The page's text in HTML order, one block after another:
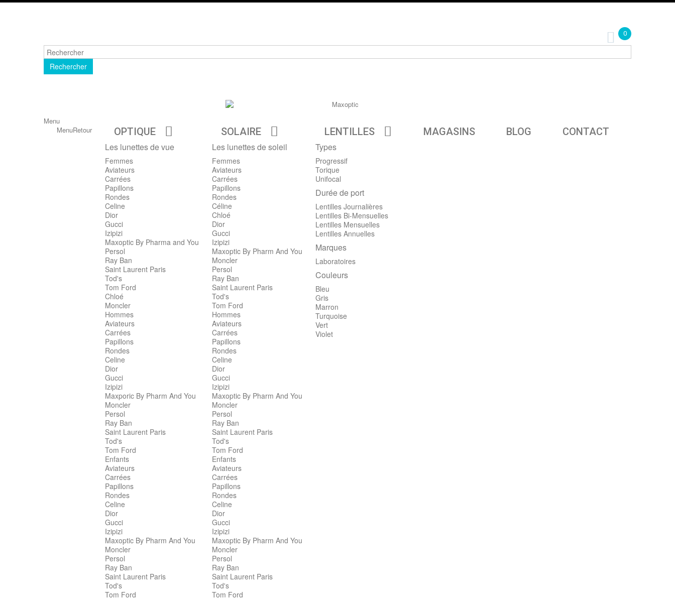
0
Rechercher
Menu
MenuRetour OPTIQUE
Les lunettes de vue
Femmes
Aviateurs
Carrées
Papillons
Rondes
Celine
Dior
Gucci
Izipizi
Maxoptic By Pharma and You
Persol
Ray Ban
Saint Laurent Paris
Tod's
Tom Ford
Chloé
Moncler
Hommes
Aviateurs
Carrées
Papillons
Rondes
Celine
Dior
Gucci
Izipizi
Maxporic By Pharm And You
Moncler
Persol
Ray Ban
Saint Laurent Paris
Tod's
Tom Ford
Enfants
Aviateurs
Carrées
Papillons
Rondes
Celine
Dior
Gucci
Izipizi
Maxoptic By Pharm And You
Moncler
Persol
Ray Ban
Saint Laurent Paris
Tod's
Tom Ford
SOLAIRE
Les lunettes de soleil
Femmes
Aviateurs
Carrées
Papillons
Rondes
Céline
Chloé
Dior
Gucci
Izipizi
Maxoptic By Pharm And You
Moncler
Persol
Ray Ban
Saint Laurent Paris
Tod's
Tom Ford
Hommes
Aviateurs
Carrées
Papillons
Rondes
Celine
Dior
Gucci
Izipizi
Maxoptic By Pharm And You
Moncler
Persol
Ray Ban
Saint Laurent Paris
Tod's
Tom Ford
Enfants
Aviateurs
Carrées
Papillons
Rondes
Celine
Dior
Gucci
Izipizi
Maxoptic By Pharm And You
Moncler
Persol
Ray Ban
Saint Laurent Paris
Tod's
Tom Ford
LENTILLES
Types
Progressif
Torique
Unifocal
Durée de port
Lentilles Journalières
Lentilles Bi-Mensuelles
Lentilles Mensuelles
Lentilles Annuelles
Marques
Laboratoires
Couleurs
Bleu
Gris
Marron
Turquoise
Vert
Violet
MAGASINS BLOG CONTACT